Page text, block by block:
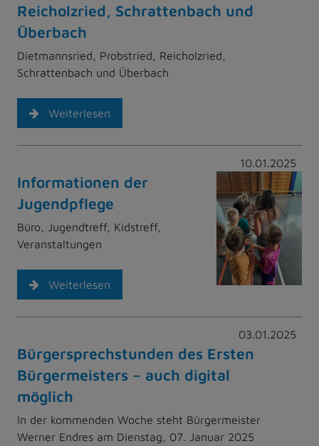
Reicholzried, Schrattenbach und
Überbach
Dietmannsried, Probstried, Reicholzried,
Schrattenbach und Überbach
Weiterlesen
10.01.2025
Informationen der
Jugendpflege
Büro, Jugendtreff, Kidstreff,
Veranstaltungen
Weiterlesen
03.01.2025
Bürgersprechstunden des Ersten
Bürgermeisters – auch digital
möglich
In der kommenden Woche steht Bürgermeister
Werner Endres am Dienstag, 07. Januar 2025